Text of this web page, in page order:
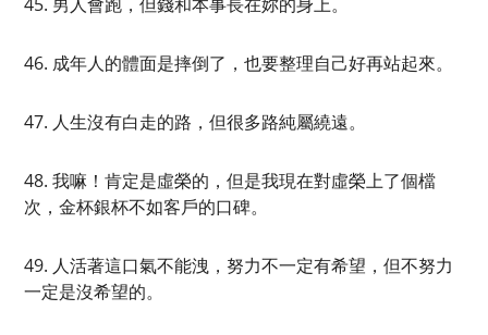
46. 成年人的體面是摔倒了，也要整理自己好再站起來。
47. 人生沒有白走的路，但很多路純屬繞遠。
48. 我嘛！肯定是虛榮的，但是我現在對虛榮上了個檔
次，金杯銀杯不如客戶的口碑。
49. 人活著這口氣不能洩，努力不一定有希望，但不努力
一定是沒希望的。